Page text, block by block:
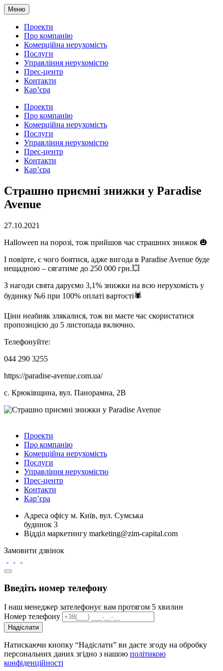
Меню
Проекти
Про компанію
Комерційна нерухомість
Послуги
Управління нерухомістю
Прес-центр
Контакти
Кар’єра
Проекти
Про компанію
Комерційна нерухомість
Послуги
Управління нерухомістю
Прес-центр
Контакти
Кар’єра
Cтрашно приємні знижки у Paradise
Avenue
27.10.2021
Halloween на порозі, тож прийшов час страшних знижок 🎃
І повірте, є чого боятися, адже вигода в Paradise Avenue буде
нещадною – сягатиме до 250 000 грн.💥
З нагоди свята даруємо 3,1% знижки на всю нерухомість у
будинку №6 при 100% оплаті вартості🕷
Ціни неабияк злякалися, тож ви маєте час скористатися
пропозицією до 5 листопада включно.
Телефонуйте:
044 290 3255
https://paradise-avenue.com.ua/
с. Крюківщина, вул. Панорамна, 2В
Проекти
Про компанію
Комерційна нерухомість
Послуги
Управління нерухомістю
Прес-центр
Контакти
Кар’єра
Адреса офісу м. Київ, вул. Сумська
будинок 3
Відділ маркетингу marketing@zim-capital.com
Замовити дзвінок
Введіть номер телефону
І наш менеджер зателефонує вам протягом 5 хвилин
Номер телефону
Надіслати
Натискаючи кнопку “Надіслати” ви даєте згоду на обробку
персональних даних згідно з нашою політикою
конфіденційності